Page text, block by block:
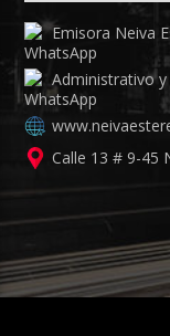
Emisora Neiva
Administrativo
Calle 13 # 9-45